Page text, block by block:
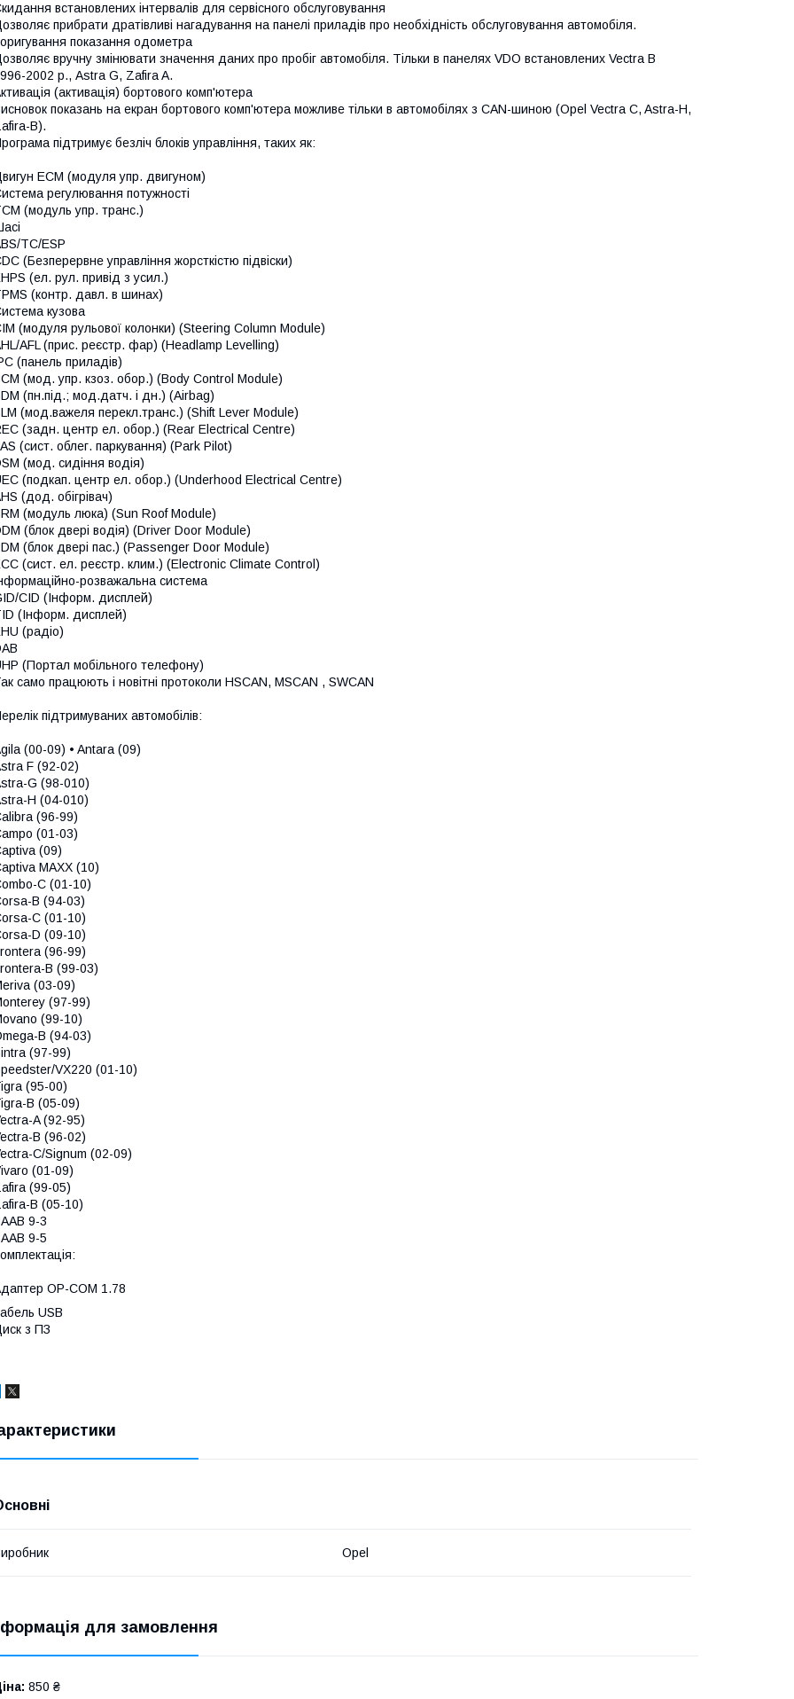
встановлених інтервалів для сервісного обслуговування
прибрати дратівливі нагадування на панелі приладів про необхідність обслуговування автомобіля.
показання одометра
вручну змінювати значення даних про пробіг автомобіля. Тільки в панелях VDO встановлених Vectra B
2002 р., Astra G, Zafira A.
(активація) бортового комп'ютера
показань на екран бортового комп'ютера можливе тільки в автомобілях з CAN-шиною (Opel Vectra C, Astra-H,
B).
підтримує безліч блоків управління, таких як:
ECM (модуля упр. двигуном)
регулювання потужності
(модуль упр. транс.)
TC/ESP
(Безперервне управління жорсткістю підвіски)
(ел. рул. привід з усил.)
(контр. давл. в шинах)
кузова
(модуля рульової колонки) (Steering Column Module)
AFL (прис. реєстр. фар) (Headlamp Levelling)
(панель приладів)
(мод. упр. кзоз. обор.) (Body Control Module)
(пн.під.; мод.датч. і дн.) (Airbag)
(мод.важеля перекл.транс.) (Shift Lever Module)
(задн. центр ел. обор.) (Rear Electrical Centre)
(сист. облег. паркування) (Park Pilot)
(мод. сидіння водія)
(подкап. центр ел. обор.) (Underhood Electrical Centre)
(дод. обігрівач)
(модуль люка) (Sun Roof Module)
(блок двері водія) (Driver Door Module)
(блок двері пас.) (Passenger Door Module)
(сист. ел. реєстр. клим.) (Electronic Climate Control)
розважальна система
CID (Інформ. дисплей)
(Інформ. дисплей)
(радіо)
(Портал мобільного телефону)
само працюють і новітні протоколи HSCAN, MSCAN , SWCAN
підтримуваних автомобілів:
(00-09) • Antara (09)
F (92-02)
G (98-010)
H (04-010)
(96-99)
(01-03)
(09)
MAXX (10)
C (01-10)
B (94-03)
C (01-10)
D (09-10)
(96-99)
B (99-03)
(03-09)
(97-99)
(99-10)
B (94-03)
(97-99)
VX220 (01-10)
(95-00)
B (05-09)
A (92-95)
B (96-02)
C/Signum (02-09)
(01-09)
(99-05)
B (05-10)
9-3
9-5
OP-COM 1.78
USB
з ПЗ
Opel
для замовлення
850 ₴